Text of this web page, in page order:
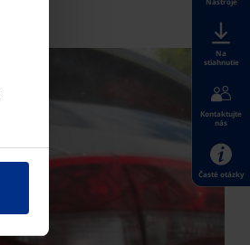
Na
stiahnutie
Kontaktujte
nás
Časté otázky